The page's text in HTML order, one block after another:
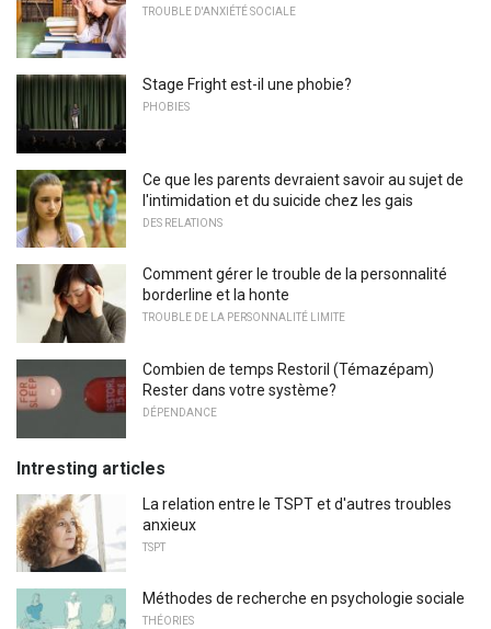
TROUBLE D'ANXIÉTÉ SOCIALE
Stage Fright est-il une phobie?
PHOBIES
Ce que les parents devraient savoir au sujet de
l'intimidation et du suicide chez les gais
DES RELATIONS
Comment gérer le trouble de la personnalité
borderline et la honte
TROUBLE DE LA PERSONNALITÉ LIMITE
Combien de temps Restoril (Témazépam)
Rester dans votre système?
DÉPENDANCE
Intresting articles
La relation entre le TSPT et d'autres troubles
anxieux
TSPT
Méthodes de recherche en psychologie sociale
THÉORIES